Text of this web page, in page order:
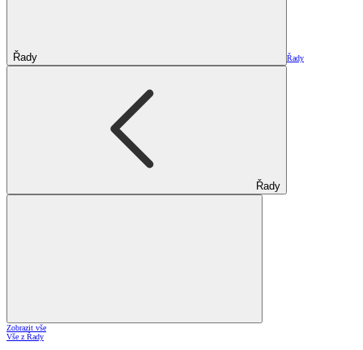
Řady Řady
Řady
Zobrazit vše
Vše z Řady